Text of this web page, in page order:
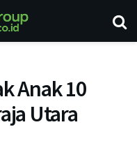
Anak 10
Utara